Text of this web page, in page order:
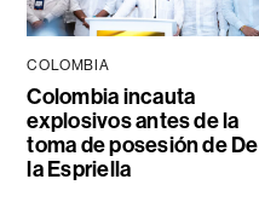
COLOMBIA
Colombia incauta
explosivos antes de la
toma de posesión de De
la Espriella